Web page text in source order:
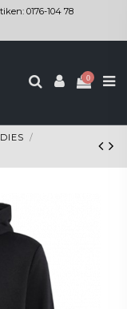
0176-104 78
0